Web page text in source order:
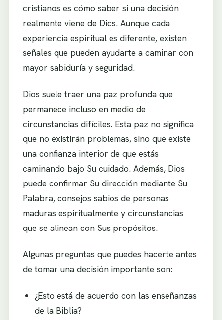
cristianos es cómo saber si una decisión
realmente viene de Dios. Aunque cada
experiencia espiritual es diferente, existen
señales que pueden ayudarte a caminar con
mayor sabiduría y seguridad.
Dios suele traer una paz profunda que
permanece incluso en medio de
circunstancias difíciles. Esta paz no significa
que no existirán problemas, sino que existe
una confianza interior de que estás
caminando bajo Su cuidado. Además, Dios
puede confirmar Su dirección mediante Su
Palabra, consejos sabios de personas
maduras espiritualmente y circunstancias
que se alinean con Sus propósitos.
Algunas preguntas que puedes hacerte antes
de tomar una decisión importante son:
¿Esto está de acuerdo con las enseñanzas
de la Biblia?